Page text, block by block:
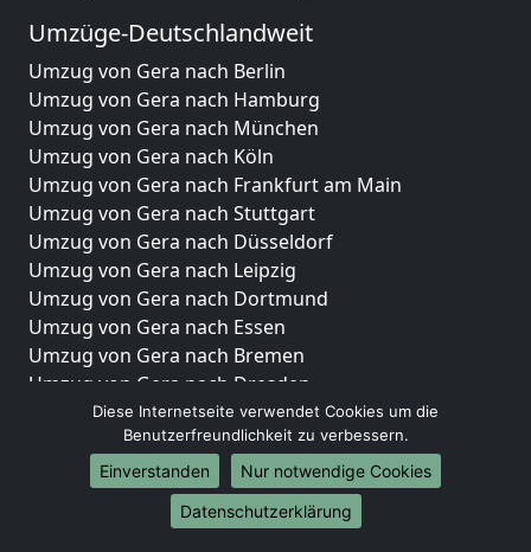
Umzüge-Deutschlandweit
Umzug von Gera nach Berlin
Umzug von Gera nach Hamburg
Umzug von Gera nach München
Umzug von Gera nach Köln
Umzug von Gera nach Frankfurt am Main
Umzug von Gera nach Stuttgart
Umzug von Gera nach Düsseldorf
Umzug von Gera nach Leipzig
Umzug von Gera nach Dortmund
Umzug von Gera nach Essen
Umzug von Gera nach Bremen
Umzug von Gera nach Dresden
Umzug von Gera nach Hannover
Umzug von Gera nach Nürnberg
Umzug von Gera nach Duisburg
Umzug von Gera nach Bochum
Umzug von Gera nach Wuppertal
Diese Internetseite verwendet Cookies um die
Benutzerfreundlichkeit zu verbessern.
Einverstanden
Nur notwendige Cookies
Datenschutzerklärung